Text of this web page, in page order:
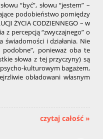
“być”, słowu “jestem” –
podobieństwo pomiędzy
ŻYCIA CODZIENNEGO – w
percepcją “zwyczajnego” o
świadomości i działania. Nie
podobne”, ponieważ oba te
słowa z tej przyczyny) są
kulturowym bagażem,
obładowani własnym
czytaj całość »